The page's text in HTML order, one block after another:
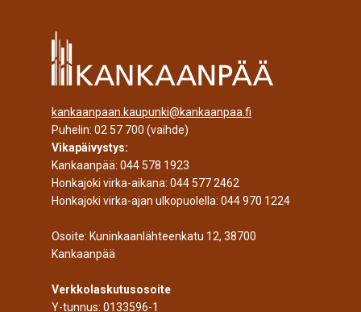
kankaanpaan.kaupunki@kankaanpaa.fi
Puhelin: 02 57 700 (vaihde)
Vikapäivystys:
Kankaanpää: 044 578 1923
Honkajoki virka-aikana: 044 577 2462
Honkajoki virka-ajan ulkopuolella: 044 970 1224
Osoite: Kuninkaanlähteenkatu 12, 38700
Kankaanpää
Verkkolaskutusosoite
Y-tunnus: 0133596-1